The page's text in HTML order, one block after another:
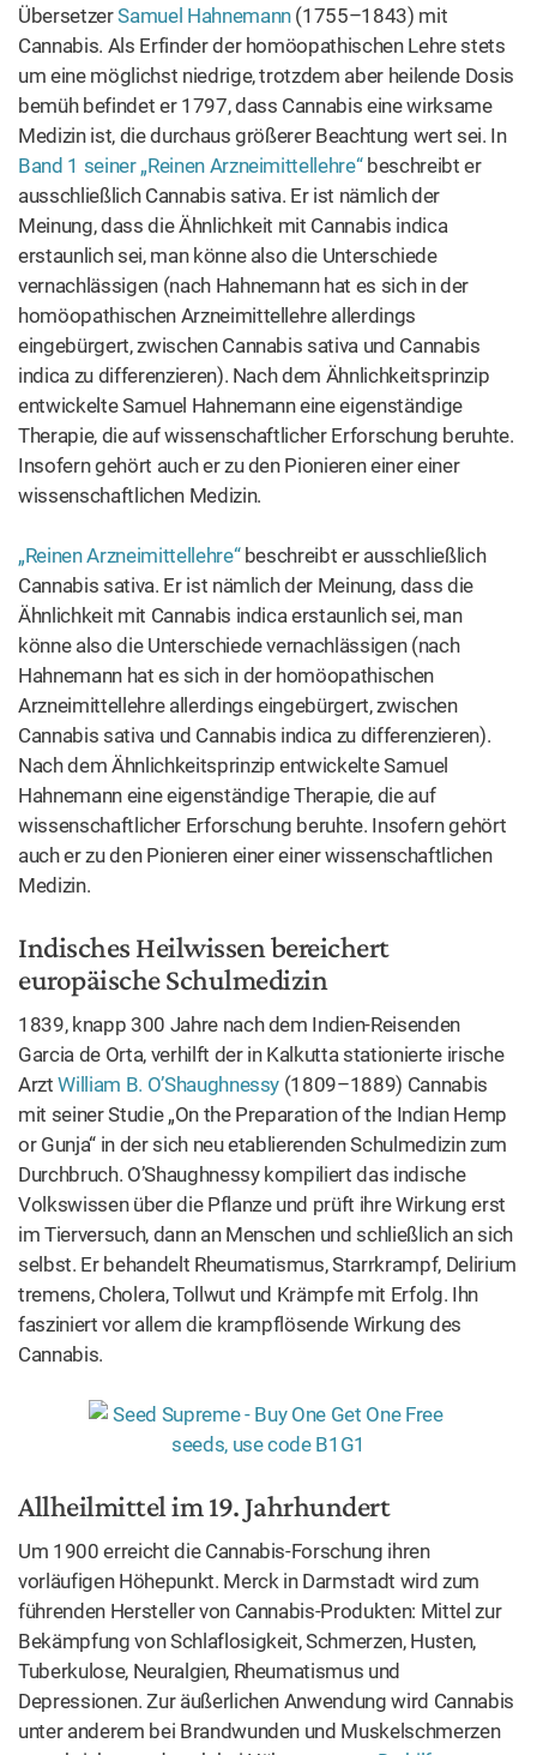
ausschließlich Cannabis sativa.Er ist nämlich der
Meinung, dass die Ähnlichkeit mit Cannabis indica
erstaunlich sei, man könne also die Unterschiede
vernachlässigen (nach Hahnemann hat es sich in der
homöopathischen Arzneimittellehre allerdings
eingebürgert, zwischen Cannabis sativa und Cannabis
indica zu differenzieren). Nach dem Ähnlichkeitsprinzip
entwickelte Samuel Hahnemann eine eigenständige
Therapie, die auf wissenschaftlicher Erforschung beruhte.
Insofern gehört auch er zu den Pionieren einer einer
wissenschaftlichen Medizin.
„Reinen Arzneimittellehre“beschreibt er ausschließlich
Cannabis sativa.Er ist nämlich der Meinung, dass die
Ähnlichkeit mit Cannabis indica erstaunlich sei, man
könne also die Unterschiede vernachlässigen (nach
Hahnemann hat es sich in der homöopathischen
Cannabis sativa und Cannabis indica zu differenzieren).
Nach dem Ähnlichkeitsprinzip entwickelte Samuel
Hahnemann eine eigenständige Therapie, die auf
wissenschaftlicher Erforschung beruhte. Insofern gehört
auch er zu den Pionieren einer einer wissenschaftlichen
Medizin.
Indisches Heilwissen bereichert
europäische Schulmedizin
1839, knapp 300 Jahre nach dem Indien-Reisenden
Garcia de Orta, verhilft der in Kalkutta stationierte irische
mit seiner Studie „On the Preparation of the Indian Hemp
or Gunja“ in der sich neu etablierenden Schulmedizin zum
Durchbruch. O’Shaughnessy kompiliert das indische
Volkswissen über die Pflanze und prüft ihre Wirkung erst
im Tierversuch, dann an Menschen und schließlich an sich
selbst. Er behandelt Rheumatismus, Starrkrampf, Delirium
tremens, Cholera, Tollwut und Krämpfe mit Erfolg. Ihn
fasziniert vor allem die krampflösende Wirkung des
Cannabis.
Allheilmittel im 19. Jahrhundert
vorläufigen Höhepunkt. Merck in Darmstadt wird zum
führenden Hersteller von Cannabis-Produkten: Mittel zur
Bekämpfung von Schlaflosigkeit, Schmerzen, Husten,
Tuberkulose, Neuralgien, Rheumatismus und
Depressionen. Zur äußerlichen Anwendung wird Cannabis
unter anderem bei Brandwunden und Muskelschmerzen
verschrieben und auch bei Hühneraugen.„Da hilft nur
Haschisch“,wirbt eine Anzeige für ein Hühneraugenmittel
auf Cannabis-Basis. Ob also als Einreibung, als Tinktur zur
inneren oder äußeren Anwendung, zum Essen, zum
Trinken, später auch zum Schlucken in Pillenform – in
jeder denkbaren Darreichungsform wirdCannabis als